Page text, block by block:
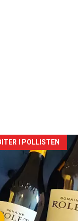
I POLLISTEN